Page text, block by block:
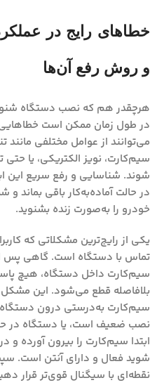
خطاهای رایج در
و روش رفع آن‌ها
هرچقدر هم که نصب دستگاه
در طول زمان ممکن است خطاهایی
می‌توانند از عوامل مختلفی مانند
سیم‌کارت، نویز الکتریکی، یا
شوند. شناسایی و رفع سریع این
در حالت آماده‌به‌کار باقی بماند
خودرو را به‌صورت زنده بشنوید.
یکی از رایج‌ترین مشکلاتی که
تماس با دستگاه است. گاهی پس
سیم‌کارت داخل دستگاه، هیچ
بلافاصله قطع می‌شود. این
سیم‌کارت به‌درستی درون دستگاه
نصب ضعیف است، یا دستگاه در
ابتدا سیم‌کارت را بیرون آورده و
شوید فعال و دارای آنتن است.
نقطه‌ای با سیگنال قوی‌تر قرار